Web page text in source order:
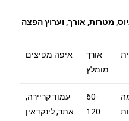
מטרות, אורך, וערוץ הפצה
אורך
מומלץ
איפה מפיצים
60-
120
עמוד קריירה,
אתר, לינקדאין